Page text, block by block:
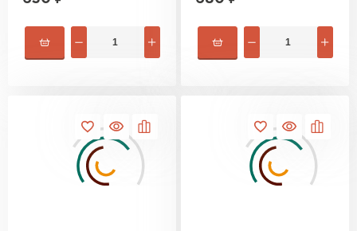
Цементно-песчаная черепица
ПЕРЕЙТИ